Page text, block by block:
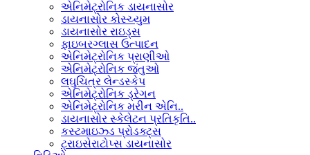
એનિમેટ્રોનિક ડાયનાસોર
ડાયનાસોર કોસ્ચ્યુમ
ડાયનાસોર રાઇડ્સ
ફાઇબરગ્લાસ ઉત્પાદન
એનિમેટ્રોનિક પ્રાણીઓ
એનિમેટ્રોનિક જંતુઓ
લઘુચિત્ર લેન્ડસ્કેપ
એનિમેટ્રોનિક ડ્રેગન
એનિમેટ્રોનિક મરીન એનિ..
ડાયનાસોર સ્કેલેટન પ્રતિકૃતિ..
કસ્ટમાઇઝ્ડ પ્રોડક્ટ્સ
ટ્રાઇસેરાટોપ્સ ડાયનાસોર